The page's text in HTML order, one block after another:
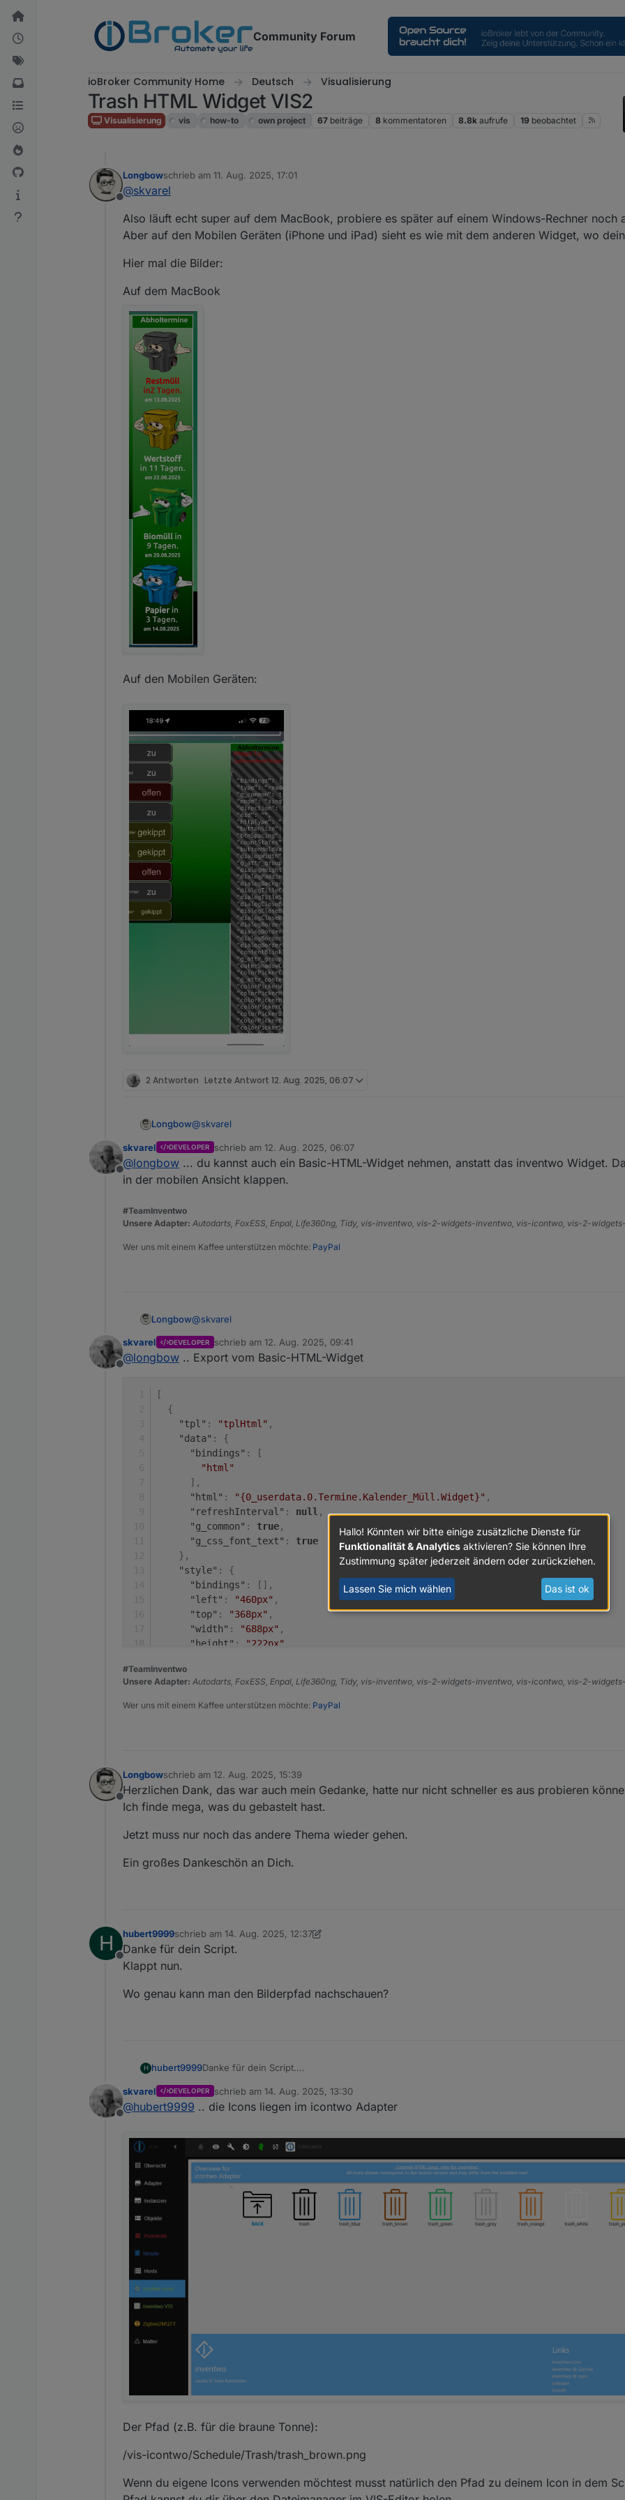
Weiter zum Inhalt
Community Forum
ioBroker Community Home Deutsch Visualisierung
Trash HTML Widget VIS2
Visualisierung vis how-to own project 67 beiträge 8 kommentatoren 8.8k aufrufe 19 beobachtet
Offline
Longbowschrieb am 11. Aug. 2025, 17:01
zuletzt editiert von
@skvarel
Also läuft echt super auf dem MacBook, probiere es später auf einem Windows-Rechner noch
Aber auf den Mobilen Geräten (iPhone und iPad) sieht es wie mit dem anderen Widget, wo
Hier mal die Bilder:
Auf dem MacBook
Auf den Mobilen Geräten:
2 Antworten Letzte Antwort 12. Aug. 2025, 06:07
Longbow@skvarel
Also läuft echt super auf dem MacBook, probiere es später auf einem Windows-Rechner noch aus.
Aber auf den Mobilen Geräten (iPhone und iPad) sieht es wie mit dem anderen Widget, wo dein
Hier mal die Bilder:
Auf den Mobilen Geräten:
Offline
skvarel DEVELOPER schrieb am 12. Aug. 2025, 06:07
zuletzt editiert von
@longbow ... du kannst auch ein Basic-HTML-Widget nehmen, anstatt das inventwo Widget.
in der mobilen Ansicht klappen.
#TeamInventwo
Unsere Adapter: Autodarts, FoxESS, Enpal, Life360ng, Tidy, vis-inventwo, vis-2-widgets-inventwo, vis-icontwo, vis-2-
Wer uns mit einem Kaffee unterstützen möchte: PayPal
Longbow@skvarel
Also läuft echt super auf dem MacBook, probiere es später auf einem Windows-Rechner noch aus.
Aber auf den Mobilen Geräten (iPhone und iPad) sieht es wie mit dem anderen Widget, wo dein
Auf den Mobilen Geräten:
Offline
skvarel DEVELOPER schrieb am 12. Aug. 2025, 09:41
zuletzt editiert von
@longbow .. Export vom Basic-HTML-Widget
[
{
"tpl" : "tplHtml" ,
"data" :
{
"bindings" :
[
"html"
] ,
"html" : "{0_userdata.0.Termine.Kalender_Müll.Widget}" ,
"refreshInterval" : null ,
"g_common" : true,
"g_css_font_text" :
true
} ,
"style" :
{
"bindings" : [ ] ,
"left" : "460px" ,
"top" : "368px" ,
"width" : "688px" ,
"height" : "222px"
"text-align": "center",
"text-shadow": null,
"font-size" : null,
"line-height": null,
"letter-spacing": null,
},
"_id": "i000001"
#TeamInventwo
Unsere Adapter: Autodarts, FoxESS, Enpal, Life360ng, Tidy, vis-inventwo, vis-2-widgets-inventwo, vis-icontwo, vis-2-
Wer uns mit einem Kaffee unterstützen möchte: PayPal
Offline
Longbowschrieb am 12. Aug. 2025, 15:39
zuletzt editiert von
Herzlichen Dank, das war auch mein Gedanke, hatte nur nicht schneller es aus probieren
Ich finde mega, was du gebastelt hast.
Jetzt muss nur noch das andere Thema wieder gehen.
Ein großes Dankeschön an Dich.
H
Offline
hubert9999schrieb am 14. Aug. 2025, 12:37
zuletzt editiert von hubert9999
Danke für dein Script.
Klappt nun.
Wo genau kann man den Bilderpfad nachschauen?
H hubert9999Danke für dein Script.
Wo genau kann man den Bilderpfad nachschauen?
Offline
skvarel DEVELOPER schrieb am 14. Aug. 2025, 13:30
zuletzt editiert von
@hubert9999 .. die Icons liegen im icontwo Adapter
Der Pfad (z.B. für die braune Tonne):
/vis-icontwo/Schedule/Trash/trash_brown.png
Wenn du eigene Icons verwenden möchtest musst natürlich den Pfad zu deinem Icon in dem
Hallo! Könnten wir bitte einige zusätzliche Dienste für
Funktionalität & Analytics aktivieren? Sie können Ihre
Zustimmung später jederzeit ändern oder zurückziehen.
Lassen Sie mich wählen Das ist ok